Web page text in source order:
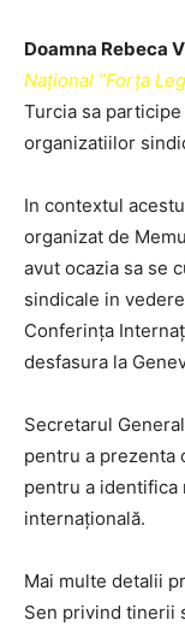
Doamna Rebeca
Național ”Forța
Turcia sa
organizatiilor
In contextul
organizat de
avut ocazia sa se
sindicale in
Conferința
desfasura la
Secretarul
pentru a prezenta
pentru a
internațională.
Mai multe detalii
Sen privind tinerii